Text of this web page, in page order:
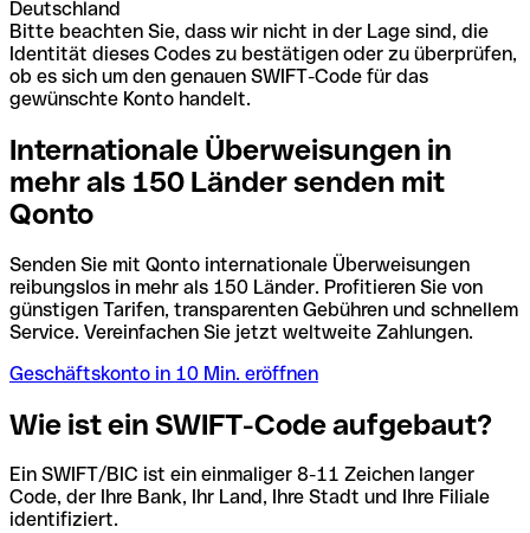
Deutschland
Bitte beachten Sie, dass wir nicht in der Lage sind, die
Identität dieses Codes zu bestätigen oder zu überprüfen,
ob es sich um den genauen SWIFT-Code für das
gewünschte Konto handelt.
Internationale Überweisungen in
mehr als 150 Länder senden mit
Qonto
Senden Sie mit Qonto internationale Überweisungen
reibungslos in mehr als 150 Länder. Profitieren Sie von
günstigen Tarifen, transparenten Gebühren und schnellem
Service. Vereinfachen Sie jetzt weltweite Zahlungen.
Geschäftskonto in 10 Min. eröffnen
Wie ist ein SWIFT-Code aufgebaut?
Ein SWIFT/BIC ist ein einmaliger 8-11 Zeichen langer
Code, der Ihre Bank, Ihr Land, Ihre Stadt und Ihre Filiale
identifiziert.